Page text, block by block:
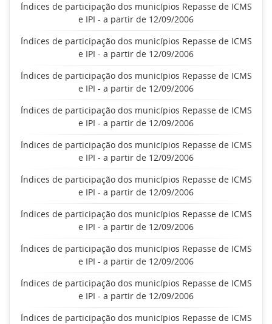
Índices de participação dos municípios Repasse de ICMS
e IPI - a partir de 12/09/2006
Índices de participação dos municípios Repasse de ICMS
e IPI - a partir de 12/09/2006
Índices de participação dos municípios Repasse de ICMS
e IPI - a partir de 12/09/2006
Índices de participação dos municípios Repasse de ICMS
e IPI - a partir de 12/09/2006
Índices de participação dos municípios Repasse de ICMS
e IPI - a partir de 12/09/2006
Índices de participação dos municípios Repasse de ICMS
e IPI - a partir de 12/09/2006
Índices de participação dos municípios Repasse de ICMS
e IPI - a partir de 12/09/2006
Índices de participação dos municípios Repasse de ICMS
e IPI - a partir de 12/09/2006
Índices de participação dos municípios Repasse de ICMS
e IPI - a partir de 12/09/2006
Índices de participação dos municípios Repasse de ICMS